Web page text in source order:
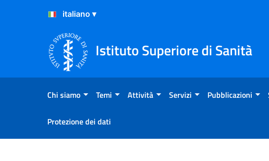
Salta al Contenuto
Salta al Footer
Istituto Superiore di Sanità
Chi siamo Temi Attività Servizi Pubblicazioni
Protezione dei dati